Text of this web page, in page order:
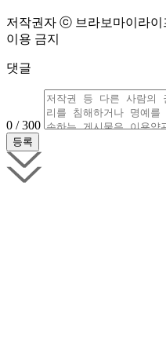
저작권자 ⓒ 브라보마이라이
이용 금지
댓글
0 / 300